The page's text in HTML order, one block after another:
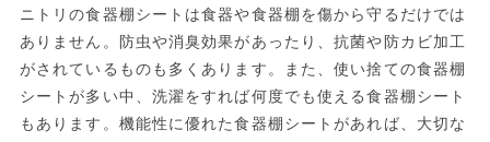
ニトリの食器棚シートは食器や食器棚を傷から守るだけでは
ありません。防虫や消臭効果があったり、抗菌や防カビ加工
がされているものも多くあります。また、使い捨ての食器棚
シートが多い中、洗濯をすれば何度でも使える食器棚シート
もあります。機能性に優れた食器棚シートがあれば、大切な